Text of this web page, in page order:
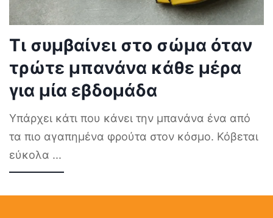
Τι συμβαίνει στο σώμα όταν
τρώτε μπανάνα κάθε μέρα
για μία εβδομάδα
Υπάρχει κάτι που κάνει την μπανάνα ένα από
τα πιο αγαπημένα φρούτα στον κόσμο. Κόβεται
εύκολα ...